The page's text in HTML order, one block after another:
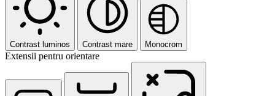
Contrast luminos Contrast mare Monocrom
Extensii pentru orientare